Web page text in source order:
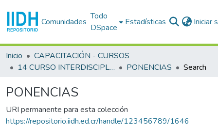
Comunidades
Todo
DSpace
Estadísticas Iniciar
Inicio
CAPACITACIÓN - CURSOS
14 CURSO INTERDISCIPLINARIO EN DERECHOS HUMANOS (14o. : 1996 jun. 11 - 21 : San José)
PONENCIAS Search
PONENCIAS
URI permanente para esta colección
https://repositorio.iidh.ed.cr/handle/123456789/1646